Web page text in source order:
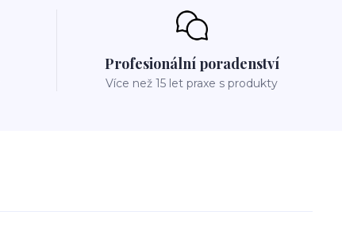
Profesionální poradenství
Více než 15 let praxe s produkty